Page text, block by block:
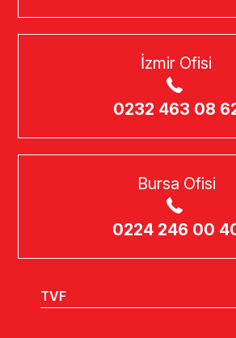
İzmir Ofisi
0232 463 08
Bursa Ofisi
0224 246 00
TVF